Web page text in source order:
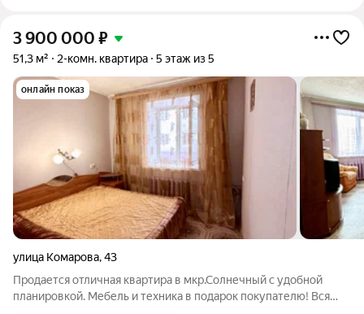
3 900 000 ₽
51,3 м² 2-комн. квартира 5 этаж из 5
онлайн показ
улица Комарова,43
Продается отличная квартира в мкр.Солнечный с удобной
планировкой. Мебель и техника в подарок покупателю! Вся